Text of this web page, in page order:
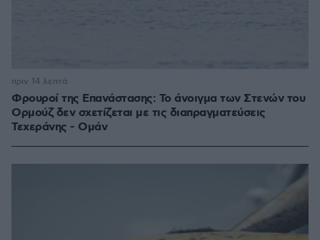
Φρουροί της Επανάστασης: Το άνοιγμα των Στενών του
Ορμούζ δεν σχετίζεται με τις διαπραγματεύσεις
Τεχεράνης - Ομάν
πριν 14 λεπτά